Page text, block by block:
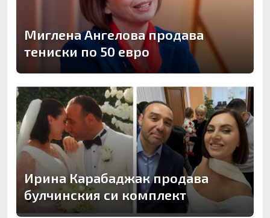
Миглена Ангелова продава
тениски по 50 евро
Ирина Карабаджак продава
булчинския си комплект